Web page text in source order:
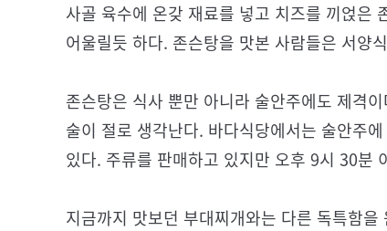
사골 육수에 온갖 재료를 넣고 치즈를 끼얹은
어울릴듯 하다. 존슨탕을 맛본 사람들은 서양
존슨탕은 식사 뿐만 아니라 술안주에도 제격
술이 절로 생각난다. 바다식당에서는 술안주
있다. 주류를 판매하고 있지만 오후 9시 30분
지금까지 맛보던 부대찌개와는 다른 독특함